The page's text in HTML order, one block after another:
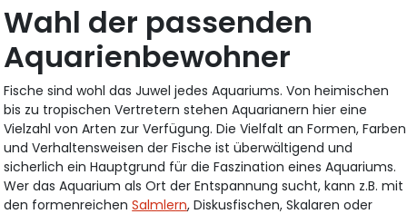
Wahl der passenden
Aquarienbewohner
Fische sind wohl das Juwel jedes Aquariums. Von heimischen
bis zu tropischen Vertretern stehen Aquarianern hier eine
Vielzahl von Arten zur Verfügung. Die Vielfalt an Formen, Farben
und Verhaltensweisen der Fische ist überwältigend und
sicherlich ein Hauptgrund für die Faszination eines Aquariums.
Wer das Aquarium als Ort der Entspannung sucht, kann z.B. mit
den formenreichenSalmlern, Diskusfischen, Skalaren oder